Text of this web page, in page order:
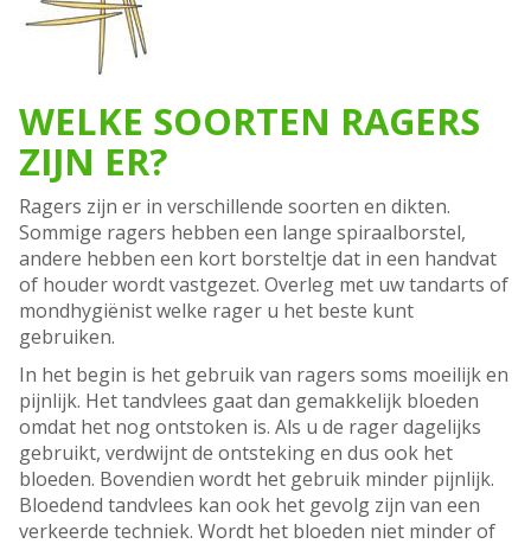
WELKE SOORTEN RAGERS
ZIJN ER?
Ragers zijn er in verschillende soorten en dikten.
Sommige ragers hebben een lange spiraalborstel,
andere hebben een kort borsteltje dat in een handvat
of houder wordt vastgezet. Overleg met uw tandarts of
mondhygiënist welke rager u het beste kunt
gebruiken.
In het begin is het gebruik van ragers soms moeilijk en
pijnlijk. Het tandvlees gaat dan gemakkelijk bloeden
omdat het nog ontstoken is. Als u de rager dagelijks
gebruikt, verdwijnt de ontsteking en dus ook het
bloeden. Bovendien wordt het gebruik minder pijnlijk.
Bloedend tandvlees kan ook het gevolg zijn van een
verkeerde techniek. Wordt het bloeden niet minder of